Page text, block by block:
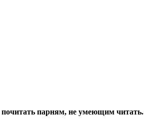
парням, не умеющим читать.